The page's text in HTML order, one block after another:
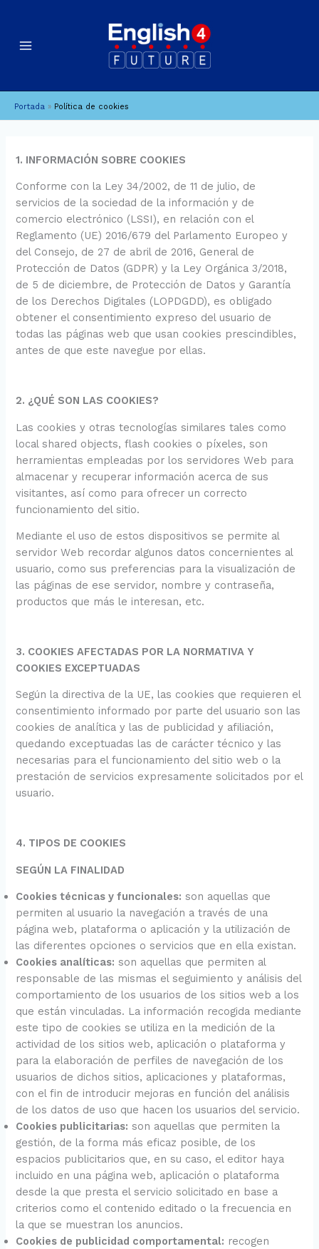
contenido
Portada » Política de cookies
1. INFORMACIÓN SOBRE COOKIES
Conforme con la Ley 34/2002, de 11 de julio, de
servicios de la sociedad de la información y de
comercio electrónico (LSSI), en relación con el
Reglamento (UE) 2016/679 del Parlamento Europeo y
del Consejo, de 27 de abril de 2016, General de
Protección de Datos (GDPR) y la Ley Orgánica 3/2018,
de 5 de diciembre, de Protección de Datos y Garantía
de los Derechos Digitales (LOPDGDD), es obligado
obtener el consentimiento expreso del usuario de
todas las páginas web que usan cookies prescindibles,
antes de que este navegue por ellas.
2. ¿QUÉ SON LAS COOKIES?
Las cookies y otras tecnologías similares tales como
local shared objects, flash cookies o píxeles, son
herramientas empleadas por los servidores Web para
almacenar y recuperar información acerca de sus
visitantes, así como para ofrecer un correcto
funcionamiento del sitio.
Mediante el uso de estos dispositivos se permite al
servidor Web recordar algunos datos concernientes al
usuario, como sus preferencias para la visualización de
las páginas de ese servidor, nombre y contraseña,
productos que más le interesan, etc.
3. COOKIES AFECTADAS POR LA NORMATIVA Y
COOKIES EXCEPTUADAS
Según la directiva de la UE, las cookies que requieren el
consentimiento informado por parte del usuario son las
cookies de analítica y las de publicidad y afiliación,
quedando exceptuadas las de carácter técnico y las
necesarias para el funcionamiento del sitio web o la
prestación de servicios expresamente solicitados por el
usuario.
4. TIPOS DE COOKIES
SEGÚN LA FINALIDAD
Cookies técnicas y funcionales: son aquellas que
permiten al usuario la navegación a través de una
página web, plataforma o aplicación y la utilización de
las diferentes opciones o servicios que en ella existan.
Cookies analíticas: son aquellas que permiten al
responsable de las mismas el seguimiento y análisis del
comportamiento de los usuarios de los sitios web a los
que están vinculadas. La información recogida mediante
este tipo de cookies se utiliza en la medición de la
actividad de los sitios web, aplicación o plataforma y
para la elaboración de perfiles de navegación de los
usuarios de dichos sitios, aplicaciones y plataformas,
con el fin de introducir mejoras en función del análisis
de los datos de uso que hacen los usuarios del servicio.
Cookies publicitarias: son aquellas que permiten la
gestión, de la forma más eficaz posible, de los
espacios publicitarios que, en su caso, el editor haya
incluido en una página web, aplicación o plataforma
desde la que presta el servicio solicitado en base a
criterios como el contenido editado o la frecuencia en
la que se muestran los anuncios.
Cookies de publicidad comportamental: recogen